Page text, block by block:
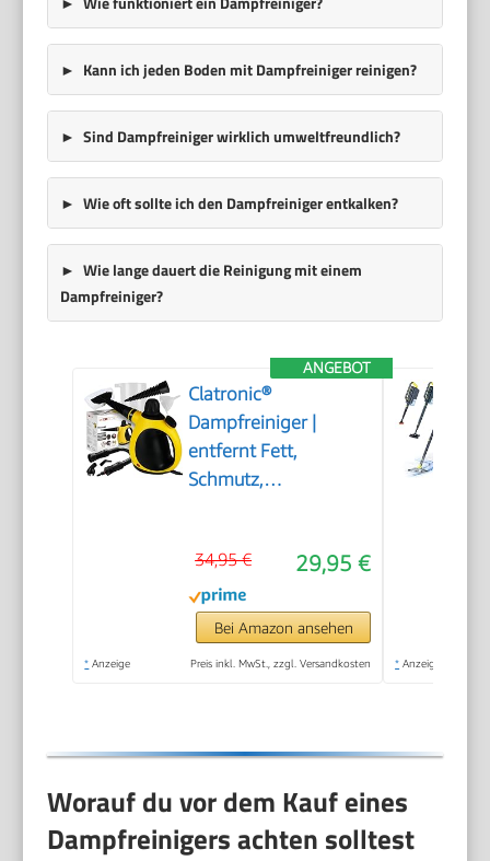
Kann ich jeden Boden mit Dampfreiniger reinigen?
Sind Dampfreiniger wirklich umweltfreundlich?
Wie oft sollte ich den Dampfreiniger entkalken?
Wie lange dauert die Reinigung mit einem
Dampfreiniger?
ANGEBOT
Clatronic®
Dampfreiniger |
entfernt Fett,
Schmutz,
Polster | chemiefrei |
Steam Cleaner | 360°
Dampfdüse |
Handgerät mit 5 m
29,95 €
34,95 €
Bei Amazon ansehen
* Anzeige Preis inkl. MwSt., zzgl. Versandkosten * Anzeige
Worauf du vor dem Kauf eines
Dampfreinigers achten solltest